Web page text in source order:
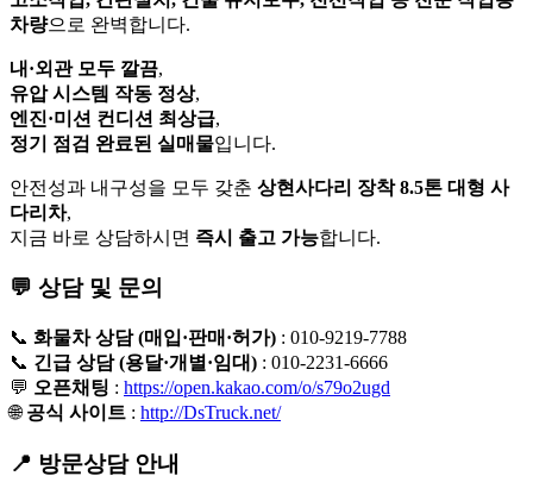
차량으로 완벽합니다.
내·외관 모두 깔끔,
유압 시스템 작동 정상,
엔진·미션 컨디션 최상급,
정기 점검 완료된 실매물입니다.
안전성과 내구성을 모두 갖춘 상현사다리 장착 8.5톤 대형 사
다리차,
지금 바로 상담하시면 즉시 출고 가능합니다.
💬 상담 및 문의
📞 화물차 상담 (매입·판매·허가) : 010-9219-7788
📞 긴급 상담 (용달·개별·임대) : 010-2231-6666
💬 오픈채팅 : https://open.kakao.com/o/s79o2ugd
🌐공식 사이트 : http://DsTruck.net/
📍 방문상담 안내